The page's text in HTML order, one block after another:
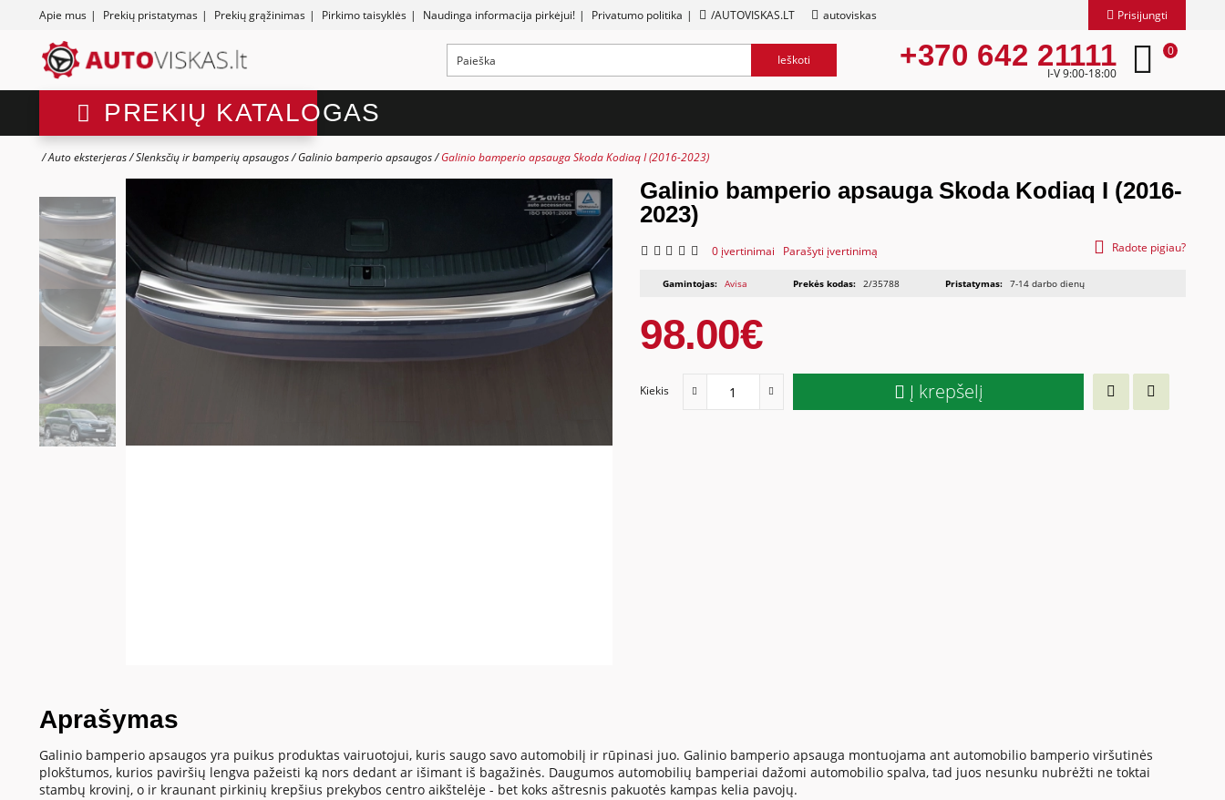
Apie mus | Prekių pristatymas | Prekių grąžinimas | Pirkimo taisyklės | Naudinga informacija pirkėjui! | Privatumo politika | /AUTOVISKAS.LT autoviskas Prisijungti
Ieškoti +370 642 21111
I-V 9:00-18:00
0
PREKIŲ KATALOGAS
Auto eksterjeras Slenksčių ir bamperių apsaugos Galinio bamperio apsaugos Galinio bamperio apsauga Skoda Kodiaq I (2016-2023)
Galinio bamperio apsauga Skoda Kodiaq I (2016-
2023)
0 įvertinimai Parašyti įvertinimą Radote pigiau?
Gamintojas: Avisa Prekės kodas: 2/35788 Pristatymas: 7-14 darbo dienų
98.00€
Kiekis Į krepšelį
Aprašymas
Galinio bamperio apsaugos yra puikus produktas vairuotojui, kuris saugo savo automobilį ir rūpinasi juo. Galinio bamperio apsauga montuojama ant automobilio bamperio viršutinės
plokštumos, kurios paviršių lengva pažeisti ką nors dedant ar išimant iš bagažinės. Daugumos automobilių bamperiai dažomi automobilio spalva, tad juos nesunku nubrėžti ne toktai
stambų krovinį, o ir kraunant pirkinių krepšius prekybos centro aikštelėje - bet koks aštresnis pakuotės kampas kelia pavojų.